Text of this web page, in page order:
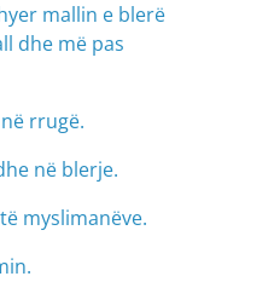
mallin e blerë
dhe më pas
rrugë.
në blerje.
myslimanëve.